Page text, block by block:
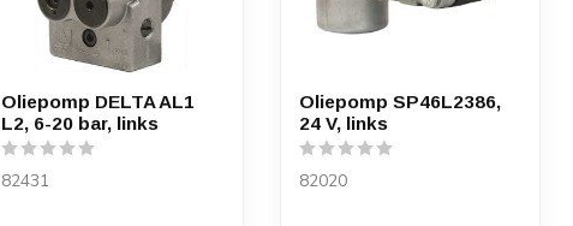
Oliepomp DELTA AL1
L2, 6-20 bar, links
82431
Oliepomp SP46L2386,
24 V, links
82020